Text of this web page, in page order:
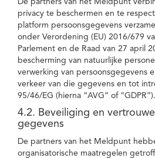
De partners van het Meldpunt
privacy te beschermen en te
platform persoonsgegevens
onder Verordening (EU) 2016/679
Parlement en de Raad van 27 april
bescherming van natuurlijke
verwerking van persoonsgegevens
verkeer van die gegevens en tot
95/46/EG (hierna “AVG” of “GDPR”).
4.2. Beveiliging en
gegevens
De partners van het Meldpunt
organisatorische maatregelen